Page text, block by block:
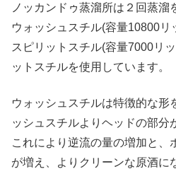
ノッカンドゥ蒸溜所は２回蒸溜
ウォッシュスチル(容量10800
スピリットスチル(容量7000リ
ットスチルを使用しています。
ウォッシュスチルは特徴的な形
ッシュスチルよりヘッドの部分
これにより逆流の量の増加と、
が増え、よりクリーンな原酒に